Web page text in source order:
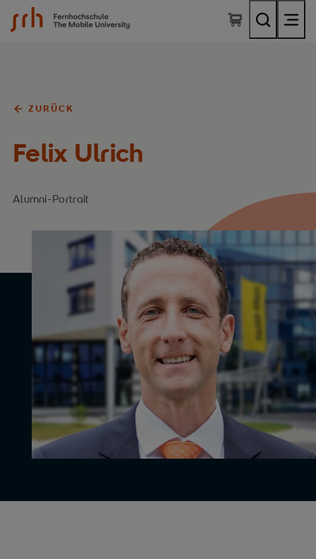
SRH Fernhochschule - The Mobile University
ZURÜCK
Felix Ulrich
Alumni-Portrait